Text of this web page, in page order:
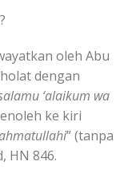
oleh Abu
dengan
‘alaikum wa
ke kiri
” (tanpa
HN 846.